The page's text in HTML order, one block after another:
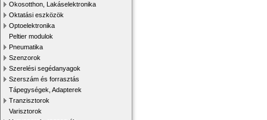
Okosotthon, Lakáselektronika
Oktatási eszközök
Optoelektronika
Peltier modulok
Pneumatika
Szenzorok
Szerelési segédanyagok
Szerszám és forrasztás
Tápegységek, Adapterek
Tranzisztorok
Varisztorok